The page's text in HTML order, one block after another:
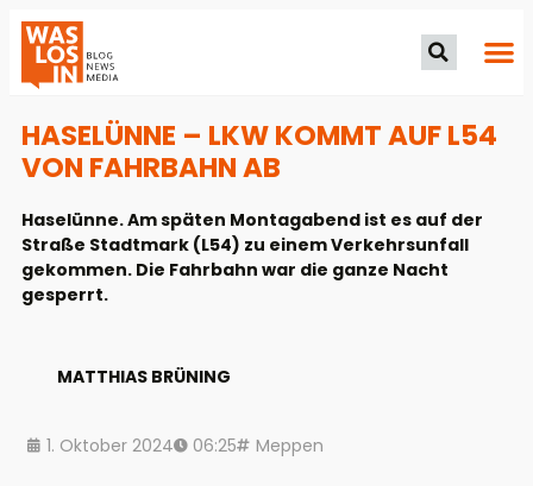
HASELÜNNE – LKW KOMMT AUF L54
VON FAHRBAHN AB
Haselünne. Am späten Montagabend ist es auf der
Straße Stadtmark (L54) zu einem Verkehrsunfall
gekommen. Die Fahrbahn war die ganze Nacht
gesperrt.
MATTHIAS BRÜNING
1. Oktober 2024 06:25 Meppen